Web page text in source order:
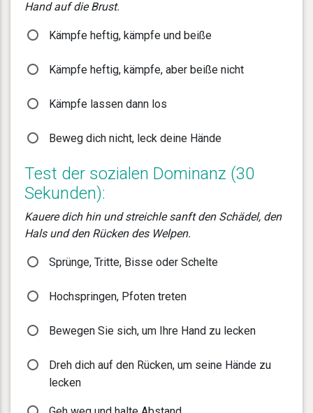
Hand auf die Brust.
Kämpfe heftig, kämpfe und beiße
Kämpfe heftig, kämpfe, aber beiße nicht
Kämpfe lassen dann los
Beweg dich nicht, leck deine Hände
Test der sozialen Dominanz (30
Sekunden):
Kauere dich hin und streichle sanft den Schädel, den
Hals und den Rücken des Welpen.
Sprünge, Tritte, Bisse oder Schelte
Hochspringen, Pfoten treten
Bewegen Sie sich, um Ihre Hand zu lecken
Dreh dich auf den Rücken, um seine Hände zu
lecken